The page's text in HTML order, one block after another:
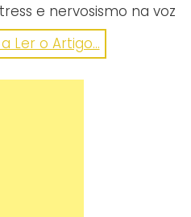
e nervosismo na voz
aos berros não ajuda
leve consigo o seu
Ler o Artigo...